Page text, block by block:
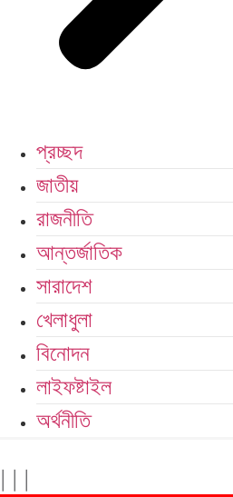
প্রচ্ছদ
জাতীয়
রাজনীতি
আন্তর্জাতিক
সারাদেশ
খেলাধুলা
বিনোদন
লাইফষ্টাইল
অর্থনীতি